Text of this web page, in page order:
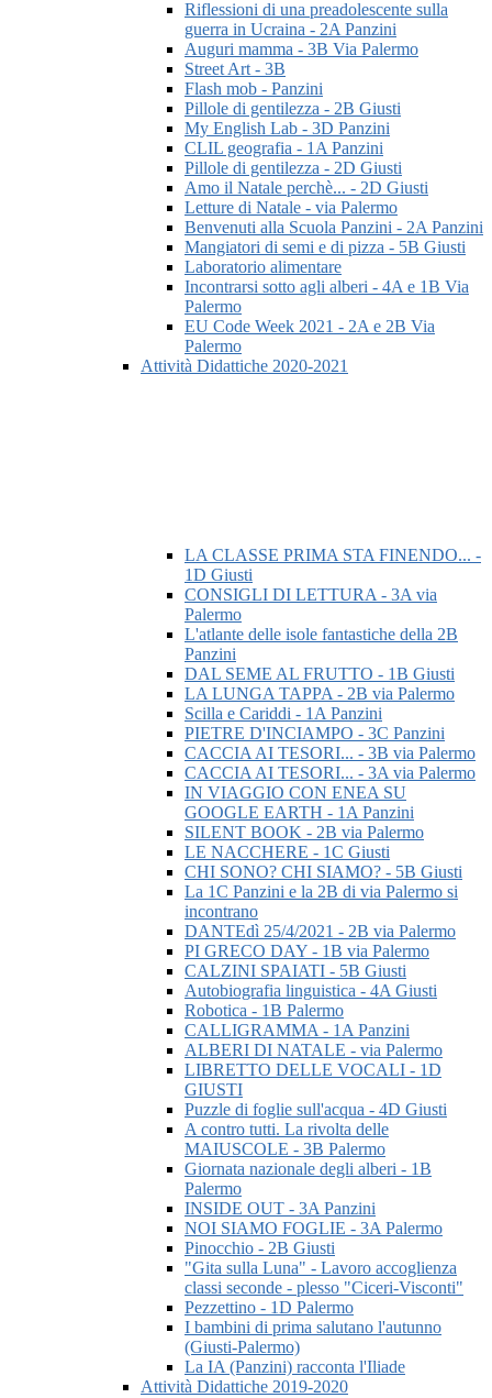
Riflessioni di una preadolescente sulla
guerra in Ucraina - 2A Panzini
Auguri mamma - 3B Via Palermo
Street Art - 3B
Flash mob - Panzini
Pillole di gentilezza - 2B Giusti
My English Lab - 3D Panzini
CLIL geografia - 1A Panzini
Pillole di gentilezza - 2D Giusti
Amo il Natale perchè... - 2D Giusti
Letture di Natale - via Palermo
Benvenuti alla Scuola Panzini - 2A Panzini
Mangiatori di semi e di pizza - 5B Giusti
Laboratorio alimentare
Incontrarsi sotto agli alberi - 4A e 1B Via
Palermo
EU Code Week 2021 - 2A e 2B Via
Palermo
Attività Didattiche 2020-2021
LA CLASSE PRIMA STA FINENDO... -
1D Giusti
CONSIGLI DI LETTURA - 3A via
Palermo
L'atlante delle isole fantastiche della 2B
Panzini
DAL SEME AL FRUTTO - 1B Giusti
LA LUNGA TAPPA - 2B via Palermo
Scilla e Cariddi - 1A Panzini
PIETRE D'INCIAMPO - 3C Panzini
CACCIA AI TESORI... - 3B via Palermo
CACCIA AI TESORI... - 3A via Palermo
IN VIAGGIO CON ENEA SU
GOOGLE EARTH - 1A Panzini
SILENT BOOK - 2B via Palermo
LE NACCHERE - 1C Giusti
CHI SONO? CHI SIAMO? - 5B Giusti
La 1C Panzini e la 2B di via Palermo si
incontrano
DANTEdì 25/4/2021 - 2B via Palermo
PI GRECO DAY - 1B via Palermo
CALZINI SPAIATI - 5B Giusti
Autobiografia linguistica - 4A Giusti
Robotica - 1B Palermo
CALLIGRAMMA - 1A Panzini
ALBERI DI NATALE - via Palermo
LIBRETTO DELLE VOCALI - 1D
GIUSTI
Puzzle di foglie sull'acqua - 4D Giusti
A contro tutti. La rivolta delle
MAIUSCOLE - 3B Palermo
Giornata nazionale degli alberi - 1B
Palermo
INSIDE OUT - 3A Panzini
NOI SIAMO FOGLIE - 3A Palermo
Pinocchio - 2B Giusti
"Gita sulla Luna" - Lavoro accoglienza
classi seconde - plesso "Ciceri-Visconti"
Pezzettino - 1D Palermo
I bambini di prima salutano l'autunno
(Giusti-Palermo)
La IA (Panzini) racconta l'Iliade
Attività Didattiche 2019-2020